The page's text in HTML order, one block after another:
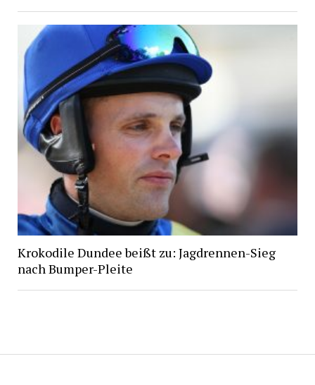
Krokodile Dundee beißt zu: Jagdrennen-Sieg
nach Bumper-Pleite